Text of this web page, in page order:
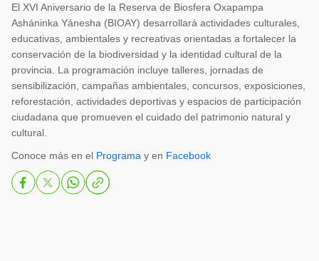
El XVI Aniversario de la Reserva de Biosfera Oxapampa
Asháninka Yánesha (BIOAY) desarrollará actividades culturales,
educativas, ambientales y recreativas orientadas a fortalecer la
conservación de la biodiversidad y la identidad cultural de la
provincia. La programación incluye talleres, jornadas de
sensibilización, campañas ambientales, concursos, exposiciones,
reforestación, actividades deportivas y espacios de participación
ciudadana que promueven el cuidado del patrimonio natural y
cultural.
Conoce más en el Programa y en Facebook